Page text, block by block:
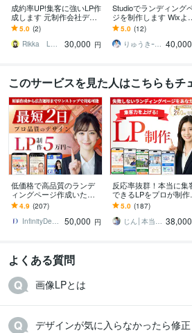
成約率UP!集客に強いLP作
成します 元制作会社デザ
イナーが女性に響くLPで
売上をサポートします
5.0 (2)
Rikka LPデザイナー
30,000 円
Studioでランディング
ジを制作します Wixより
もオシャレでWordPress
よりも更新が簡単！
5.0 (12)
りゅうきｰStudio Designer 40,000
このサービスを見た人はこちらもチ
低価格で高品質のランデ
ィングページ作成いたし
ます ココナラ実績100件
以上の実績ありハイクオ
リティLP制作
4.9 (207)
InfinityDesign1127
50,000 円
反応率抜群！本当に集
できるLPをプロが制作
ます ★無料個別相談OK
★ 集客に超おすすめのラ
ンディングページ
5.0 (187)
じん│本当に集客力抜群のLP・HP制作 38,000
よくある質問
画像LPとは
デザインが気に入らなかったら修